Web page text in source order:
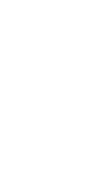
Solo basta
famosos:
que
Más aún
del momento
En cualquier
personalizar